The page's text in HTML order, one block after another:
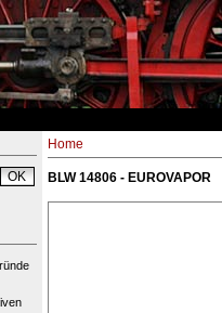
Home
BLW 14806 - EUROVAPOR